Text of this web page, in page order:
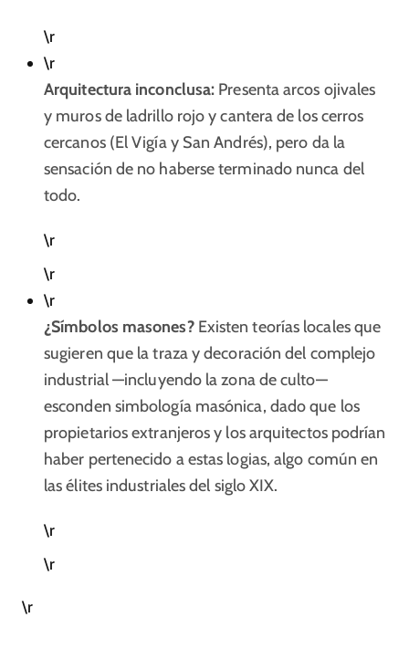
\r
\r
Arquitectura inconclusa: Presenta arcos ojivales
y muros de ladrillo rojo y cantera de los cerros
cercanos (El Vigía y San Andrés), pero da la
sensación de no haberse terminado nunca del
todo.​
\r
\r
\r
¿Símbolos masones?Existen teorías locales que
sugieren que la traza y decoración del complejo
industrial —incluyendo la zona de culto—
esconden simbología masónica, dado que los
propietarios extranjeros y los arquitectos podrían
haber pertenecido a estas logias, algo común en
las élites industriales del siglo XIX.​
\r
\r
\r